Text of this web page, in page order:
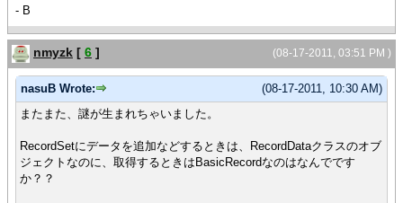
- B
(08-17-2011, 03:51 PM )
nmyzk [ 6 ]
(08-17-2011, 10:30 AM)
nasuB Wrote:
またまた、謎が生まれちゃいました。
RecordSetにデータを追加などするときは、RecordDataクラスのオブ
ジェクトなのに、取得するときはBasicRecordなのはなんでです
か？？